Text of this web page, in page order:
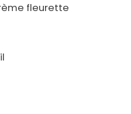
fleurette